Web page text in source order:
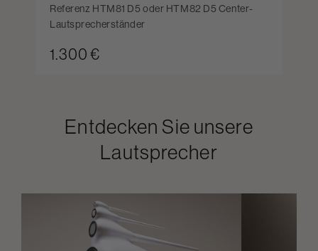
Referenz HTM81 D5 oder HTM82 D5 Center-
Lautsprecherständer
1.300 €
Entdecken Sie unsere
Lautsprecher